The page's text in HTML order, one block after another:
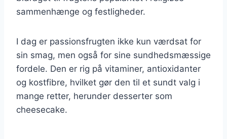
sammenhænge og festligheder.
I dag er passionsfrugten ikke kun værdsat for
sin smag, men også for sine sundhedsmæssige
fordele. Den er rig på vitaminer, antioxidanter
og kostfibre, hvilket gør den til et sundt valg i
mange retter, herunder desserter som
cheesecake.